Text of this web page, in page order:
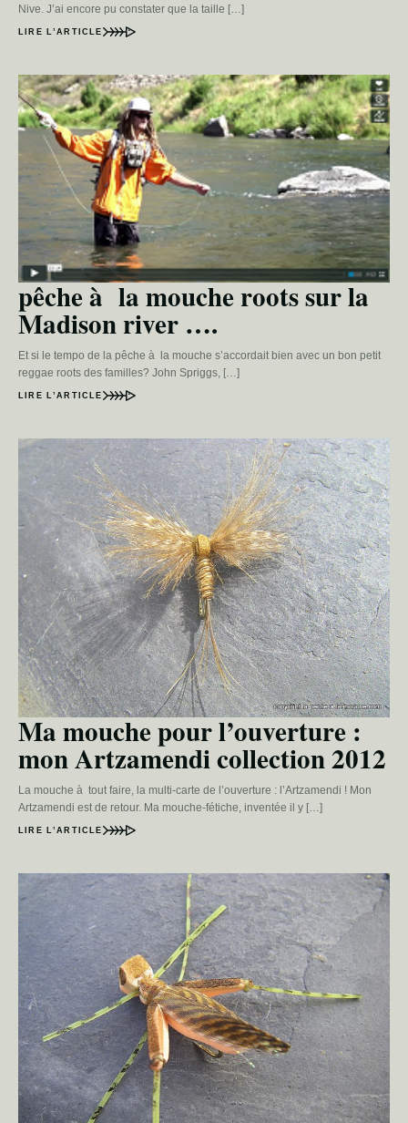
Nive. J’ai encore pu constater que la taille […]
LIRE L’ARTICLE
pêche à la mouche roots sur la
Madison river ….
Et si le tempo de la pêche à la mouche s’accordait bien avec un bon petit
reggae roots des familles? John Spriggs, […]
LIRE L’ARTICLE
Ma mouche pour l’ouverture :
mon Artzamendi collection 2012
La mouche à tout faire, la multi-carte de l’ouverture : l’Artzamendi ! Mon
Artzamendi est de retour. Ma mouche-fétiche, inventée il y […]
LIRE L’ARTICLE